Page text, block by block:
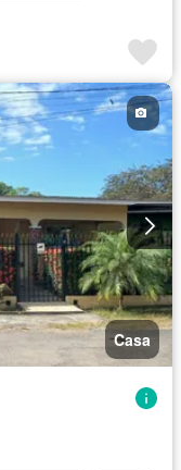
Casa